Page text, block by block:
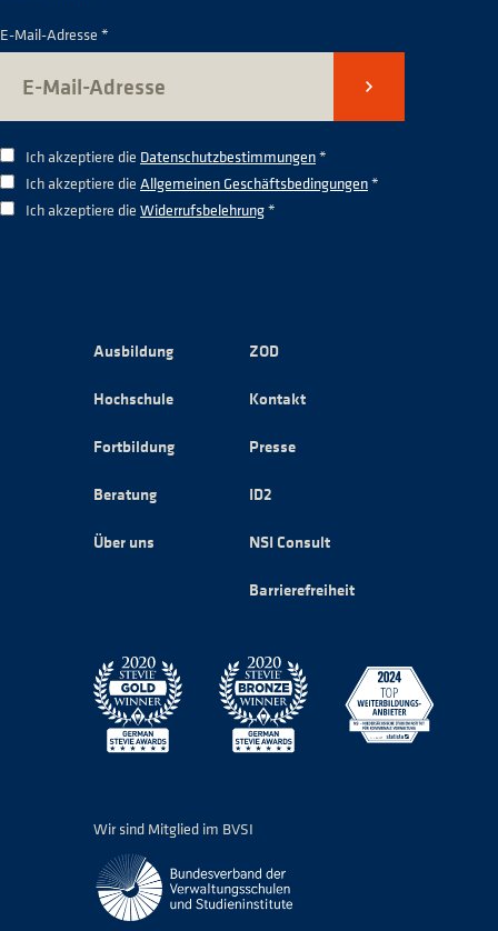
E-Mail-Adresse *
Senden
Ich akzeptiere die Datenschutzbestimmungen*
Ich akzeptiere die Allgemeinen Geschäftsbedingungen*
Ich akzeptiere die Widerrufsbelehrung*
Ausbildung
Hochschule
Fortbildung
Beratung
Über uns
ZOD
Kontakt
Presse
ID2
NSI Consult
Barrierefreiheit
Wir sind Mitglied im BVSI